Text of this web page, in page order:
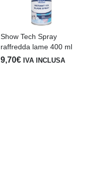
Show Tech Spray
raffredda lame 400 ml
9,70€ IVA INCLUSA